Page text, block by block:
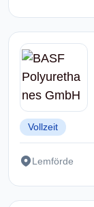
Vollzeit
Lemförde